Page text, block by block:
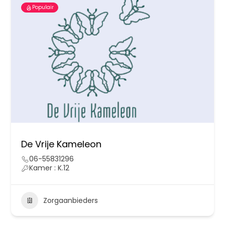
Populair
De Vrije Kameleon
06-55831296
Kamer : K.12
Zorgaanbieders